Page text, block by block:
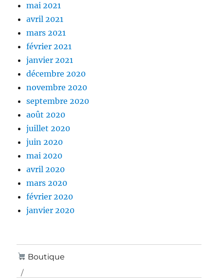
mai 2021
avril 2021
mars 2021
février 2021
janvier 2021
décembre 2020
novembre 2020
septembre 2020
août 2020
juillet 2020
juin 2020
mai 2020
avril 2020
mars 2020
février 2020
janvier 2020
Boutique